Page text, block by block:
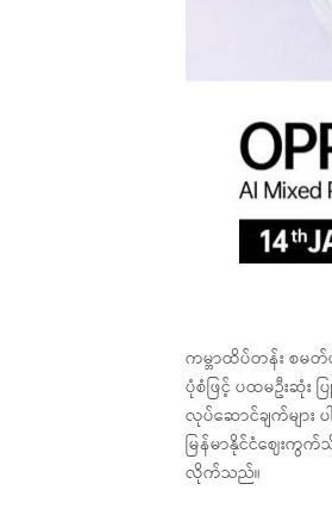
ကမ္ဘာထိပ်တန်း စမတ်
ပုံစံဖြင့် ပထမဦးဆုံး ပ
လုပ်ဆောင်ချက်များ
မြန်မာနိုင်ငံဈေးကွ
လိုက်သည်။